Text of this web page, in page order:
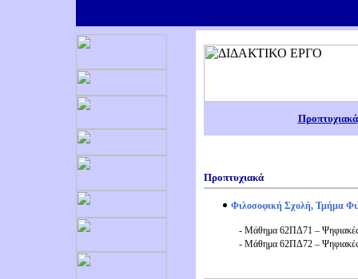
Προπτυχιακά
Προπτυχιακά
Φιλοσοφική Σχολή, Τμήμα
- Μάθημα 62ΠΔ71 – Ψηφιακές
- Μάθημα 62ΠΔ72 – Ψηφιακές